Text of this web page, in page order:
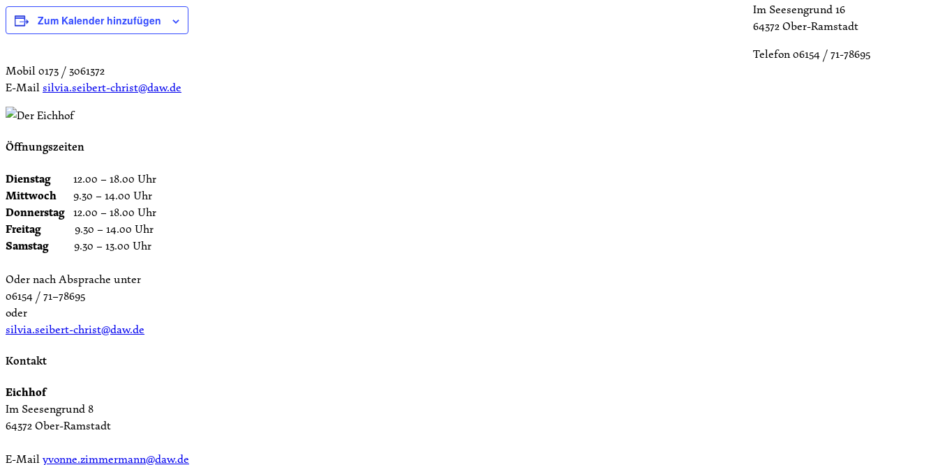
Zum Kalender hinzufügen
Im Seesengrund 16
64372 Ober-Ramstadt
Telefon 06154 / 71-78695
Mobil 0173 / 3061372
E-Mailsilvia.seibert-christ@daw.de
Öffnungszeiten
Dienstag 12.00 – 18.00 Uhr
Mittwoch 9.30 – 14.00 Uhr
Donnerstag 12.00 – 18.00 Uhr
Freitag 9.30 – 14.00 Uhr
Samstag 9.30 – 13.00 Uhr
Oder nach Absprache unter
06154 / 71–78695
oder
silvia.seibert-christ@daw.de
Kontakt
Eichhof
Im Seesengrund 8
64372 Ober-Ramstadt
E-Mailyvonne.zimmermann@daw.de